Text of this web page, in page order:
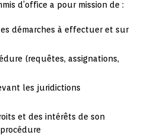
d’office a pour mission de :
démarches à effectuer et sur
(requêtes, assignations,
les juridictions
et des intérêts de son